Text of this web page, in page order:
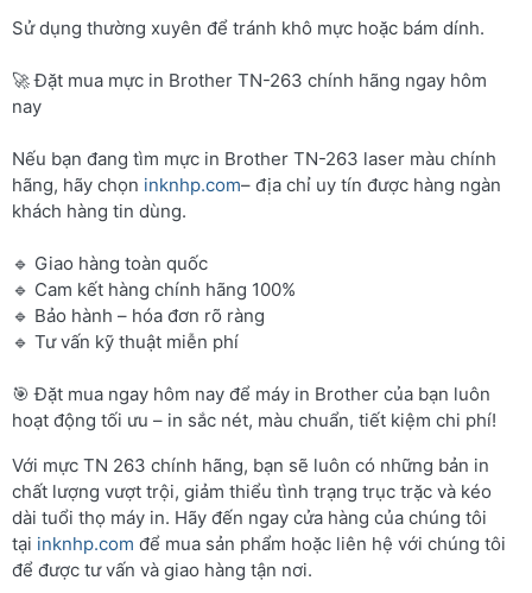
Sử dụng thường xuyên để tránh khô mực hoặc bám dính.
🚀 Đặt mua mực in Brother TN-263 chính hãng ngay hôm
nay
Nếu bạn đang tìm mực in Brother TN-263 laser màu chính
hãng, hãy chọn inknhp.com– địa chỉ uy tín được hàng ngàn
khách hàng tin dùng.
🔹 Giao hàng toàn quốc
🔹 Cam kết hàng chính hãng 100%
🔹 Bảo hành – hóa đơn rõ ràng
🔹 Tư vấn kỹ thuật miễn phí
🎯 Đặt mua ngay hôm nay để máy in Brother của bạn luôn
hoạt động tối ưu – in sắc nét, màu chuẩn, tiết kiệm chi phí!
Với mực TN 263 chính hãng, bạn sẽ luôn có những bản in
chất lượng vượt trội, giảm thiểu tình trạng trục trặc và kéo
dài tuổi thọ máy in. Hãy đến ngay cửa hàng của chúng tôi
tại inknhp.com để mua sản phẩm hoặc liên hệ với chúng tôi
để được tư vấn và giao hàng tận nơi.